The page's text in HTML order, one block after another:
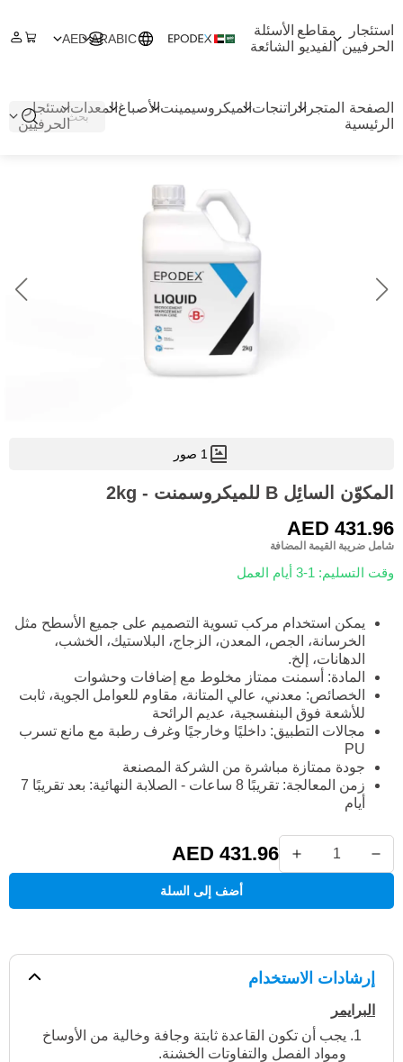
استئجار
الحرفيين
مقاطع
الفيديو
الأسئلة
الشائعة
ARABIC
AED
الصفحة
الرئيسية
المتجر الراتنجاتالميكروسيمينتالأصباغالمعداتاستئجار
الحرفيين
1 صور
المكوّن السائِل B للميكروسمنت - 2kg
AED 431.96
شامل ضريبة القيمة المضافة
وقت التسليم: 1-3 أيام العمل
يمكن استخدام مركب تسوية التصميم على جميع الأسطح مثل
الخرسانة، الجص، المعدن، الزجاج، البلاستيك، الخشب،
الدهانات، إلخ.
المادة: أسمنت ممتاز مخلوط مع إضافات وحشوات
الخصائص: معدني، عالي المتانة، مقاوم للعوامل الجوية، ثابت
للأشعة فوق البنفسجية، عديم الرائحة
مجالات التطبيق: داخليًا وخارجيًا وغرف رطبة مع مانع تسرب
PU
جودة ممتازة مباشرة من الشركة المصنعة
زمن المعالجة: تقريبًا 8 ساعات - الصلابة النهائية: بعد تقريبًا 7
أيام
AED 431.96
أضف إلى السلة
إرشادات الاستخدام
البرايمر
يجب أن تكون القاعدة ثابتة وجافة وخالية من الأوساخ
ومواد الفصل والتفاوتات الخشنة.